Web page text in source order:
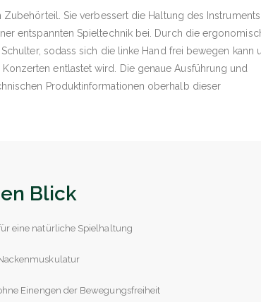
Sie verbessert die Haltung des Instruments,
entspannten Spieltechnik bei. Durch die
sodass sich die linke Hand frei bewegen kann
entlastet wird. Die genaue Ausführung und
Produktinformationen oberhalb dieser
Blick
eine natürliche Spielhaltung
Einengen der Bewegungsfreiheit